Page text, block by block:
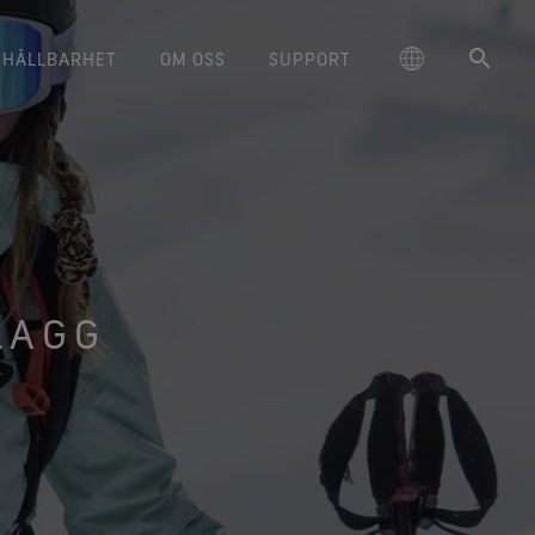
livsstilsprodukter
Norrøna
GORE TEX® skor och kängor
komfort och skydd som du
Invisible Fit skor
passform och känsla som
att älska. Garanterat
SURROUND® skor
god andningsförmåga för
dina fötter.
Med god passform. Bättre
kontroll. Gjorda för att behållas
WINDSTOPPER® handskar by
GORE‑TEX LABS®
HÅLLBARHET
Ansvarsfull prestanda
agerande genom
innovation.
med lång livslängd
innovation
Ett större åtagande
OM OSS
Filmserien Breaking Trails
SUPPORT
Hållbart vattenavvisande
impregnering (DWR)
Information om lagning
Kingdom
大中華區–台灣/香港
Australia / New Zealand